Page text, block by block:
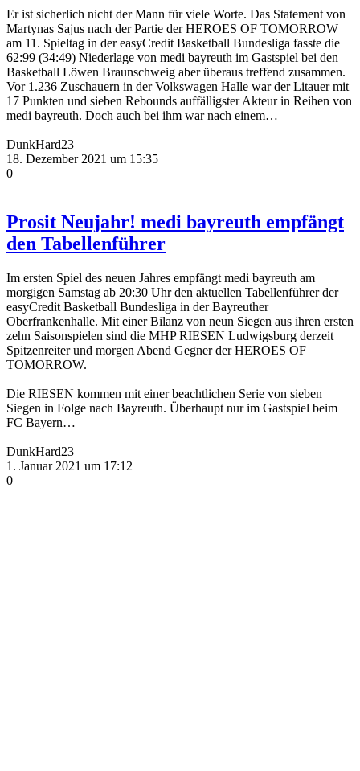
Er ist sicherlich nicht der Mann für viele Worte. Das Statement von
Martynas Sajus nach der Partie der HEROES OF TOMORROW
am 11. Spieltag in der easyCredit Basketball Bundesliga fasste die
62:99 (34:49) Niederlage von medi bayreuth im Gastspiel bei den
Basketball Löwen Braunschweig aber überaus treffend zusammen.
Vor 1.236 Zuschauern in der Volkswagen Halle war der Litauer mit
17 Punkten und sieben Rebounds auffälligster Akteur in Reihen von
medi bayreuth. Doch auch bei ihm war nach einem…
DunkHard23
18. Dezember 2021 um 15:35
0
Prosit Neujahr! medi bayreuth empfängt
den Tabellenführer
Im ersten Spiel des neuen Jahres empfängt medi bayreuth am
morgigen Samstag ab 20:30 Uhr den aktuellen Tabellenführer der
easyCredit Basketball Bundesliga in der Bayreuther
Oberfrankenhalle. Mit einer Bilanz von neun Siegen aus ihren ersten
zehn Saisonspielen sind die MHP RIESEN Ludwigsburg derzeit
Spitzenreiter und morgen Abend Gegner der HEROES OF
TOMORROW.
Die RIESEN kommen mit einer beachtlichen Serie von sieben
Siegen in Folge nach Bayreuth. Überhaupt nur im Gastspiel beim
FC Bayern…
DunkHard23
1. Januar 2021 um 17:12
0